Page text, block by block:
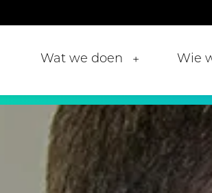
Wat we doen + Wie